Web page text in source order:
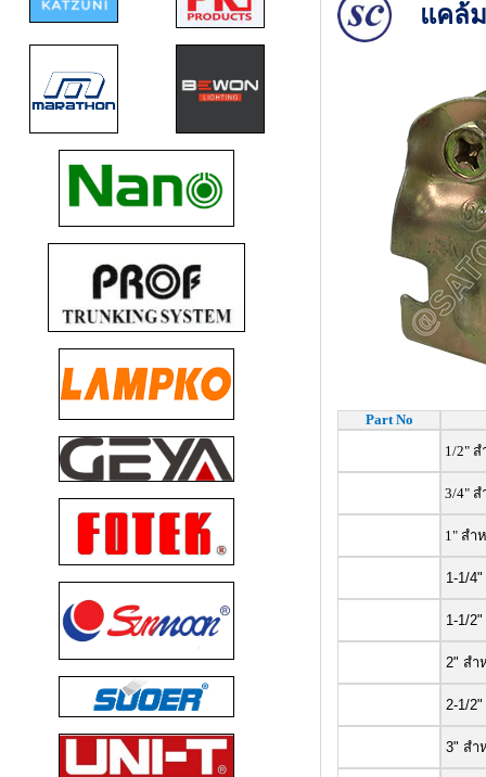
แคล้
Part No
1/2" ส
3/4" ส
1" สำ
1-1/
1-1/
2" ส
2-1/
3" ส